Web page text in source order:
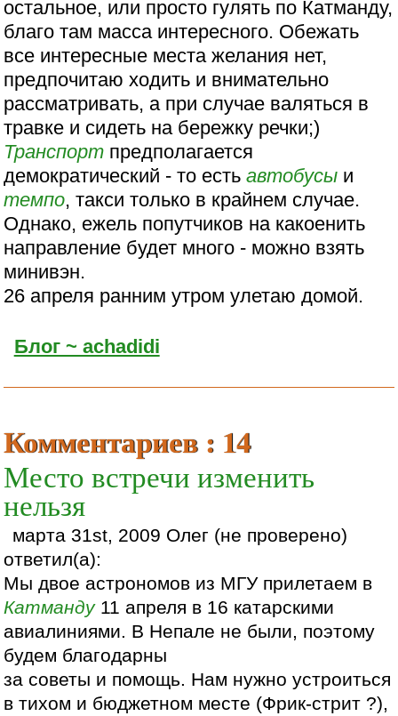
остальное, или просто гулять по Катманду,
благо там масса интересного. Обежать
все интересные места желания нет,
предпочитаю ходить и внимательно
рассматривать, а при случае валяться в
травке и сидеть на бережку речки;)
Транспорт предполагается
демократический - то естьавтобусы и
темпо, такси только в крайнем случае.
Однако, ежель попутчиков на какоенить
направление будет много - можно взять
минивэн.
26 апреля ранним утром улетаю домой.
Блог ~ achadidi
Комментариев : 14
Место встречи изменить
нельзя
марта 31st, 2009 Олег (не проверено)
ответил(а):
Мы двое астрономов из МГУ прилетаем в
Катманду11 апреля в 16 катарскими
авиалиниями. В Непале не были, поэтому
будем благодарны
за советы и помощь. Нам нужно устроиться
в тихом и бюджетном месте (Фрик-стрит ?),